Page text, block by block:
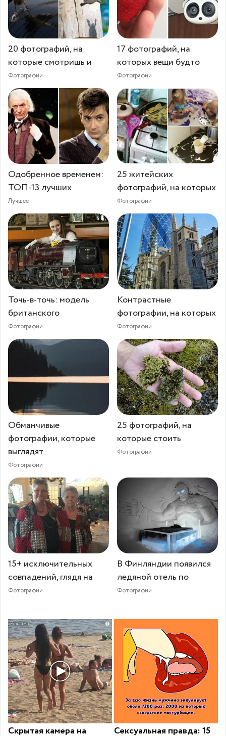
20 фотографий, на
которые смотришь и
Фотографии
17 фотографий, на
которых вещи будто
Фотографии
Одобренное временем:
ТОП-13 лучших
Лучшее
25 житейских
фотографий, на которых
Фотографии
Точь-в-точь: модель
британского
Фотографии
Контрастные
фотографии, на которых
Фотографии
Обманчивые
фотографии, которые
выглядят
Фотографии
25 фотографий, на
которые стоить
Фотографии
15+ исключительных
совпадений, глядя на
Фотографии
В Финляндии появился
ледяной отель по
Фотографии
i
Скрытая камера на
Сексуальная правда: 15